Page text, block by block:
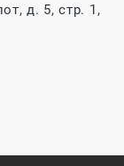
д. 5, стр. 1,